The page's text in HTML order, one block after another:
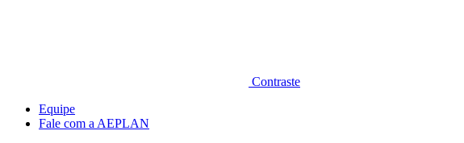
Contraste
Equipe
Fale com a AEPLAN